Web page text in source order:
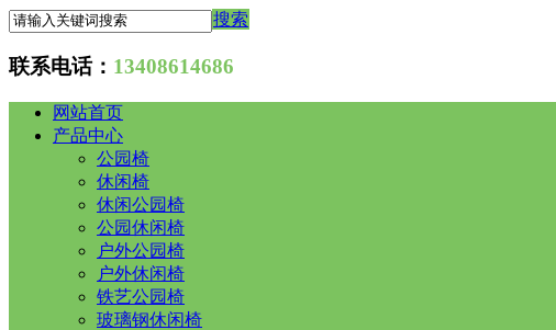
搜索
联系电话： 13408614686
网站首页
产品中心
公园椅
休闲椅
休闲公园椅
公园休闲椅
户外公园椅
户外休闲椅
铁艺公园椅
玻璃钢休闲椅